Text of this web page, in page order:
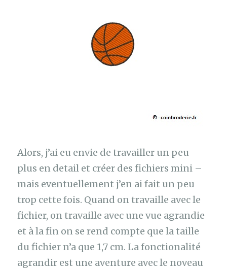
Alors, j’ai eu envie de travailler un peu
plus en detail et créer des fichiers mini –
mais eventuellement j’en ai fait un peu
trop cette fois. Quand on travaille avec le
fichier, on travaille avec une vue agrandie
et à la fin on se rend compte que la taille
du fichier n’a que 1,7 cm. La fonctionalité
agrandir est une aventure avec le noveau